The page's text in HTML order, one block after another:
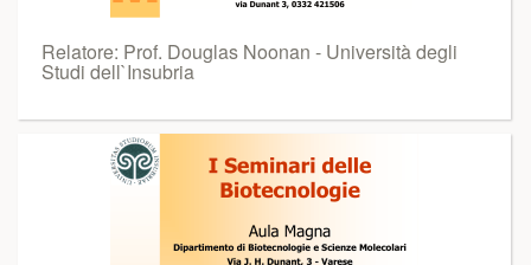
Relatore: Prof. Douglas Noonan - Università degli
Studi dell`Insubria